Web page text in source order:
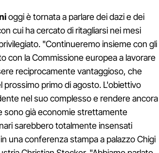
oggi è tornata a parlare dei dazi e dei
cui ha cercato di ritagliarsi nei mesi
"Continueremo insieme con gli
con la Commissione europea a lavorare
reciprocamente vantaggioso, che
primo di agosto. L'obiettivo
nel suo complesso e rendere ancora
sono già economie strettamente
sarebbero totalmente insensati
una conferenza stampa a palazzo Chigi